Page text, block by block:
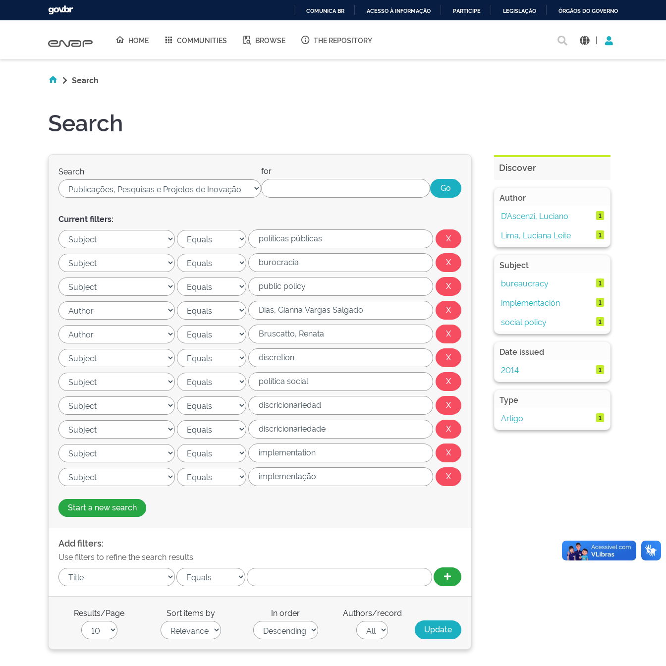
O
COMUNICA BR ACESSO À INFORMAÇÃO PARTICIPE LEGISLAÇÃO ÓRGÃOS DO GOVERNO
HOME COMMUNITIES BROWSE THE REPOSITORY |
Search
Search
Search: for
Current filters:
Start a new search
Add filters:
Use filters to refine the search results.
Results/Page Sort items by In order Authors/record
Discover
Author
D’Ascenzi, Luciano
1
Lima, Luciana Leite 1
Subject
bureaucracy
1
implementación 1
social policy 1
Date issued
2014
1
Type
Artigo
1